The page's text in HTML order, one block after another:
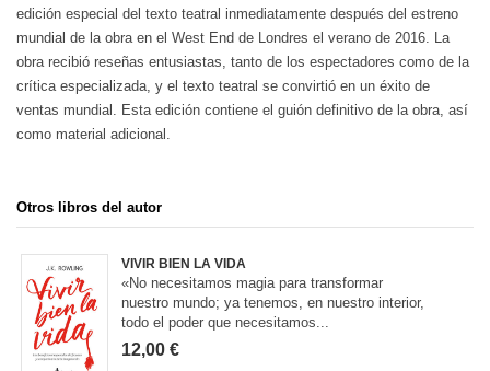
edición especial del texto teatral inmediatamente después del estreno
mundial de la obra en el West End de Londres el verano de 2016. La
obra recibió reseñas entusiastas, tanto de los espectadores como de la
crítica especializada, y el texto teatral se convirtió en un éxito de
ventas mundial. Esta edición contiene el guión definitivo de la obra, así
como material adicional.
Otros libros del autor
VIVIR BIEN LA VIDA
«No necesitamos magia para transformar
nuestro mundo; ya tenemos, en nuestro interior,
todo el poder que necesitamos...
12,00 €